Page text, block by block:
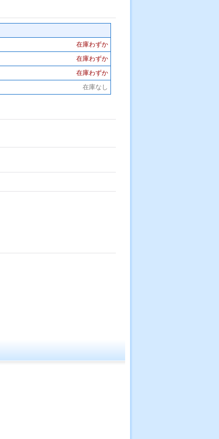
在庫わずか
在庫わずか
在庫わずか
在庫なし